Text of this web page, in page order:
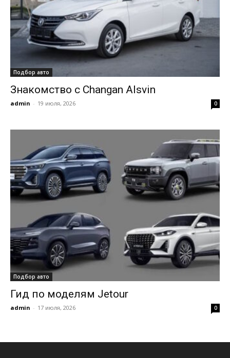
Подбор авто
Знакомство с Changan Alsvin
admin - 19 июля, 2026 0
Подбор авто
Гид по моделям Jetour
admin - 17 июля, 2026 0